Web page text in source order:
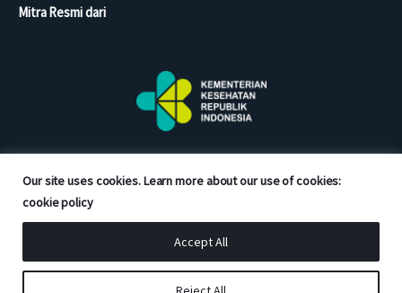
Our site uses cookies. Learn more about our use of cookies:
cookie policy
Accept All
Mitra Resmi dari
Copyright © 2026 Good Doctor. All rights reserved.